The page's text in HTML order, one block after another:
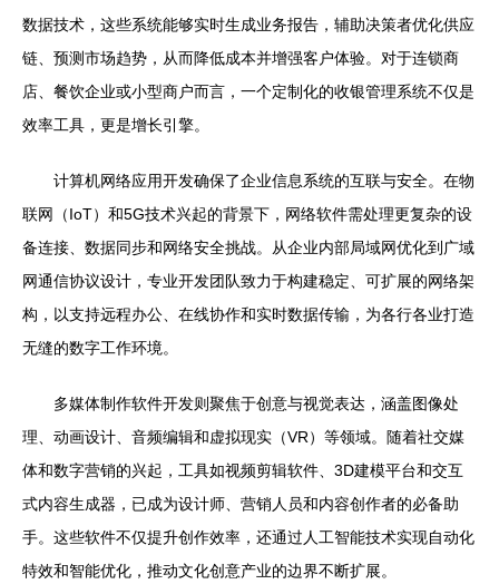
数据技术，这些系统能够实时生成业务报告，辅助决策者优化供应
链、预测市场趋势，从而降低成本并增强客户体验。对于连锁商
店、餐饮企业或小型商户而言，一个定制化的收银管理系统不仅是
效率工具，更是增长引擎。
计算机网络应用开发确保了企业信息系统的互联与安全。在物
联网（IoT）和5G技术兴起的背景下，网络软件需处理更复杂的设
备连接、数据同步和网络安全挑战。从企业内部局域网优化到广域
网通信协议设计，专业开发团队致力于构建稳定、可扩展的网络架
构，以支持远程办公、在线协作和实时数据传输，为各行各业打造
无缝的数字工作环境。
多媒体制作软件开发则聚焦于创意与视觉表达，涵盖图像处
理、动画设计、音频编辑和虚拟现实（VR）等领域。随着社交媒
体和数字营销的兴起，工具如视频剪辑软件、3D建模平台和交互
式内容生成器，已成为设计师、营销人员和内容创作者的必备助
手。这些软件不仅提升创作效率，还通过人工智能技术实现自动化
特效和智能优化，推动文化创意产业的边界不断扩展。